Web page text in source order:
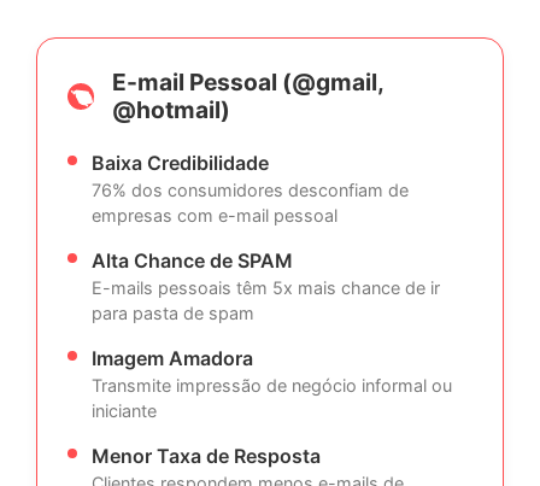
E-mail Pessoal (@gmail,
@hotmail)
Baixa Credibilidade
76% dos consumidores desconfiam de
empresas com e-mail pessoal
Alta Chance de SPAM
E-mails pessoais têm 5x mais chance de ir
para pasta de spam
Imagem Amadora
Transmite impressão de negócio informal ou
iniciante
Menor Taxa de Resposta